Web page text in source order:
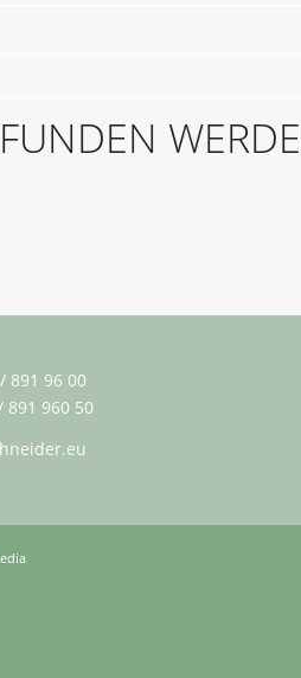
891 96 00
891 960 50